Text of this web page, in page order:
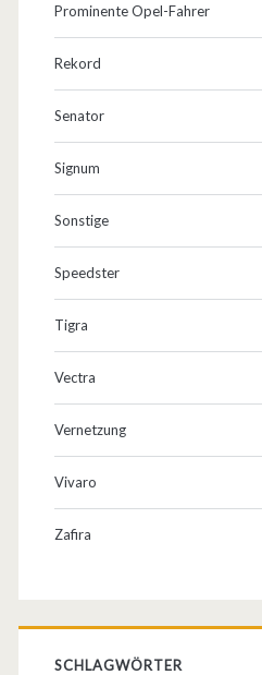
Prominente Opel-Fahrer
Rekord
Senator
Signum
Sonstige
Speedster
Tigra
Vectra
Vernetzung
Vivaro
Zafira
SCHLAGWÖRTER